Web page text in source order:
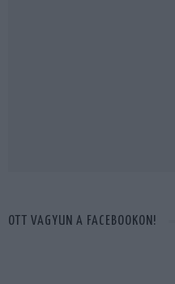
OTT VAGYUN A FACEBOOKON!